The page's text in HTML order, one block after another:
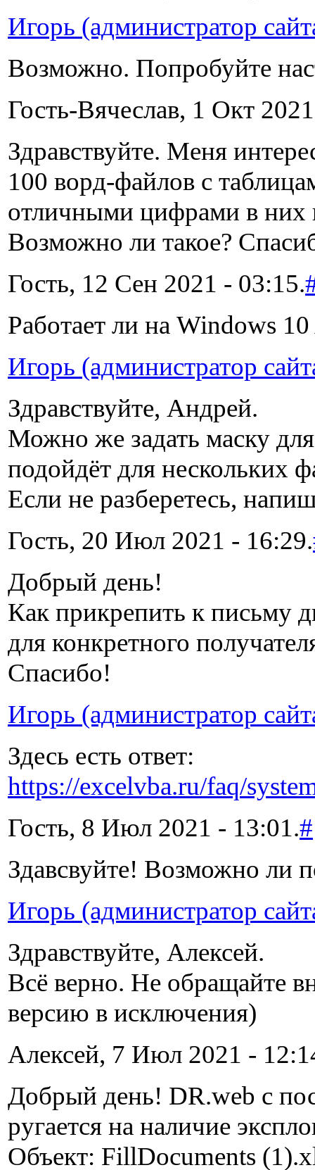
Игорь (администратор
Возможно. Попробуйте
Гость-Вячеслав, 1 Окт
Здравствуйте. Меня
100 ворд-файлов с
отличными цифрами в них
Возможно ли такое?
Гость, 12 Сен 2021 - 03:15.
Работает ли на Windows
Игорь (администратор
Здравствуйте, Андрей.
Можно же задать маску
подойдёт для нескольких
Если не разберетесь,
Гость, 20 Июл 2021 - 16:29.
Добрый день!
Как прикрепить к письму
для конкретного
Спасибо!
Игорь (администратор
Здесь есть ответ:
https://excelvba.ru/faq/
Гость, 8 Июл 2021 - 13:01.#
Здавсвуйте! Возможно ли
Игорь (администратор
Здравствуйте, Алексей.
Всё верно. Не обращайте
версию в исключения)
Алексей, 7 Июл 2021 -
Добрый день! DR.web с
ругается на наличие
Объект: FillDocuments